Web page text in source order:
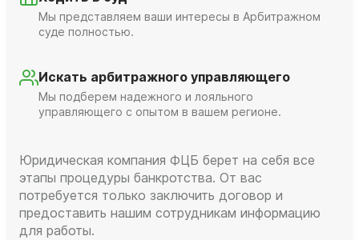
Мы представляем ваши интересы в Арбитражном
суде полностью.
Искать арбитражного управляющего
Мы подберем надежного и лояльного
управляющего с опытом в вашем регионе.
Юридическая компания ФЦБ берет на себя все
этапы процедуры банкротства. От вас
потребуется только заключить договор и
предоставить нашим сотрудникам информацию
для работы.